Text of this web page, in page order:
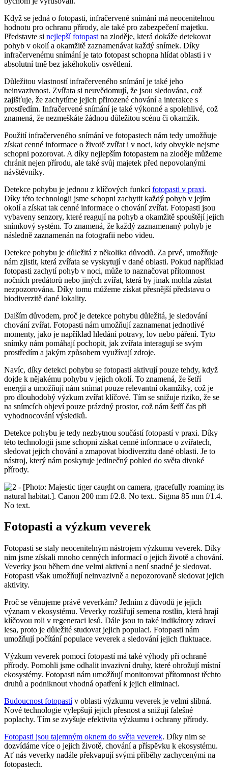
Když se jedná o fotopasti, infračervené snímání má neocenitelnou
hodnotu pro ochranu přírody, ale také pro zabezpečení majetku.
Představte si nejlepší fotopast na zloděje, která dokáže detekovat
pohyb v okolí a okamžitě zaznamenávat každý snímek. Díky
infračervenému snímání je tato fotopast schopna hlídat oblasti i v
absolutní tmě bez jakéhokoliv osvětlení.
Důležitou vlastností infračerveného snímání je také jeho
neinvazivnost. Zvířata si neuvědomují, že jsou sledována, což
zajišťuje, že zachytíme jejich přirozené chování a interakce s
prostředím. Infračervené snímání je také výkonné a spolehlivé, což
znamená, že nezmeškáte žádnou důležitou scénu či okamžik.
Použití infračerveného snímání ve fotopastech nám tedy umožňuje
získat cenné informace o životě zvířat i v noci, kdy obvykle nejsme
schopni pozorovat. A díky nejlepším fotopastem na zloděje můžeme
chránit nejen přírodu, ale také svůj majetek před nepovolanými
návštěvníky.
Detekce pohybu je jednou z klíčových funkcífotopasti v praxi.
Díky této technologii jsme schopni zachytit každý pohyb v jejím
okolí a získat tak cenné informace o chování zvířat. Fotopasti jsou
vybaveny senzory, které reagují na pohyb a okamžitě spouštějí jejich
snímkový systém. To znamená, že každý zaznamenaný pohyb je
následně zaznamenán na fotografii nebo videu.
Detekce pohybu je důležitá z několika důvodů. Za prvé, umožňuje
nám zjistit, která zvířata se vyskytují v dané oblasti. Pokud například
fotopasti zachytí pohyb v noci, může to naznačovat přítomnost
nočních predátorů nebo jiných zvířat, která by jinak mohla zůstat
nezpozorována. Díky tomu můžeme získat přesnější představu o
biodiverzitě dané lokality.
Dalším důvodem, proč je detekce pohybu důležitá, je sledování
chování zvířat. Fotopasti nám umožňují zaznamenat jednotlivé
momenty, jako je například hledání potravy, lov nebo páření. Tyto
snímky nám pomáhají pochopit, jak zvířata interagují se svým
prostředím a jakým způsobem využívají zdroje.
Navíc, díky detekci pohybu se fotopasti aktivují pouze tehdy, když
dojde k nějakému pohybu v jejich okolí. To znamená, že šetří
energii a umožňují nám snímat pouze relevantní okamžiky, což je
pro dlouhodobý výzkum zvířat klíčové. Tím se snižuje riziko, že se
na snímcích objeví pouze prázdný prostor, což nám šetří čas při
vyhodnocování výsledků.
Detekce pohybu je tedy nezbytnou součástí fotopastí v praxi. Díky
této technologii jsme schopni získat cenné informace o zvířatech,
sledovat jejich chování a zmapovat biodiverzitu dané oblasti. Je to
nástroj, který nám poskytuje jedinečný pohled do světa divoké
přírody.
Fotopasti a výzkum veverek
Fotopasti se staly neocenitelným nástrojem výzkumu veverek. Díky
nim jsme získali mnoho cenných informací o jejich životě a chování.
Veverky jsou během dne velmi aktivní a není snadné je sledovat.
Fotopasti však umožňují neinvazivně a nepozorovaně sledovat jejich
aktivity.
Proč se věnujeme právě veverkám? Jedním z důvodů je jejich
význam v ekosystému. Veverky rozšiřují semena rostlin, která hrají
klíčovou roli v regeneraci lesů. Dále jsou to také indikátory zdraví
lesa, proto je důležité studovat jejich populaci. Fotopasti nám
umožňují počítání populace veverek a sledování jejich fluktuace.
Výzkum veverek pomocí fotopastí má také výhody při ochraně
přírody. Pomohli jsme odhalit invazivní druhy, které ohrožují místní
ekosystémy. Fotopasti nám umožňují monitorovat přítomnost těchto
druhů a podniknout vhodná opatření k jejich eliminaci.
Budoucnost fotopastív oblasti výzkumu veverek je velmi slibná.
Nové technologie vylepšují jejich přesnost a snižují falešné
poplachy. Tím se zvyšuje efektivita výzkumu i ochrany přírody.
Fotopasti jsou tajemným oknem do světa veverek. Díky nim se
dozvídáme více o jejich životě, chování a příspěvku k ekosystému.
Ať nás veverky nadále překvapují svými příběhy zachycenými na
fotopastech.